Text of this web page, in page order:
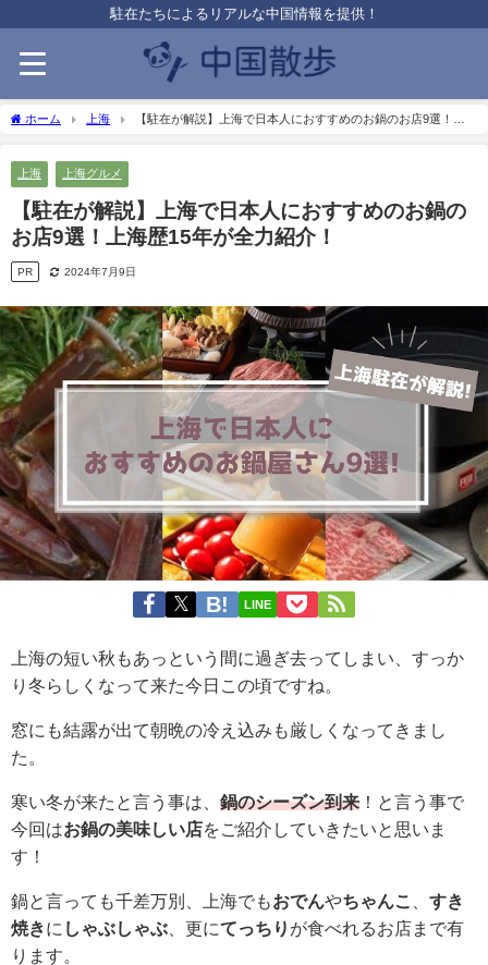
駐在たちによるリアルな中国情報を提供！
ホーム 上海
【駐在が解説】上海で日本人におすすめのお鍋のお店9選！上
上海 上海グルメ
【駐在が解説】上海で日本人におすすめのお鍋の
お店9選！上海歴15年が全力紹介！
PR 2024年7月9日
LINE
上海の短い秋もあっという間に過ぎ去ってしまい、すっか
り冬らしくなって来た今日この頃ですね。
窓にも結露が出て朝晩の冷え込みも厳しくなってきまし
た。
寒い冬が来たと言う事は、 鍋のシーズン到来 ！と言う事で
今回はお鍋の美味しい店をご紹介していきたいと思いま
す！
鍋と言っても千差万別、上海でもおでんやちゃんこ
すき
焼きに しゃぶしゃぶ 、更にてっちり が食べれるお店まで有
ります。